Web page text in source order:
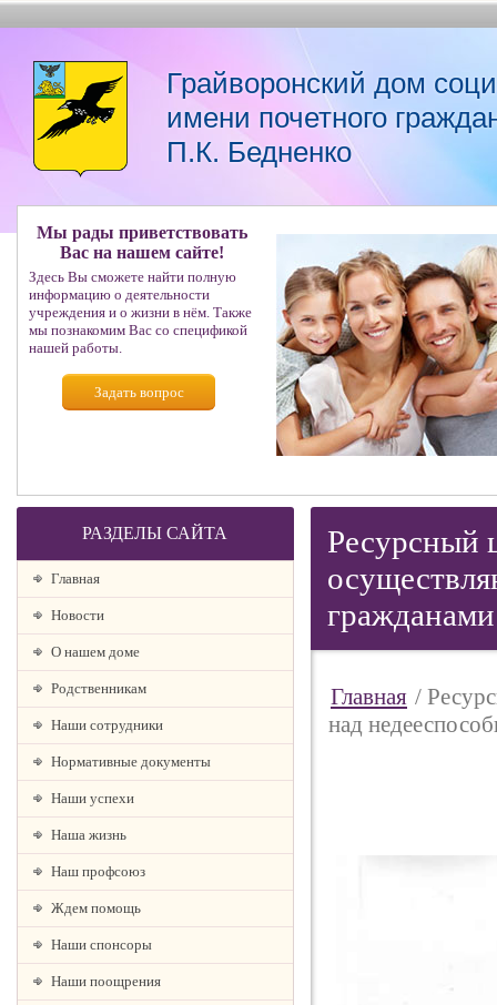
Грайворонский дом
имени почетного
П.К. Бедненко
Мы рады приветствовать
Вас на нашем сайте!
Здесь Вы сможете найти полную
информацию о деятельности
учреждения и о жизни в нём. Также
мы познакомим Вас со спецификой
нашей работы.
Задать вопрос
РАЗДЕЛЫ САЙТА
Главная
Новости
О нашем доме
Родственникам
Наши сотрудники
Нормативные документы
Наши успехи
Наша жизнь
Наш профсоюз
Ждем помощь
Наши спонсоры
Наши поощрения
Ресурсный
гражданами
Главная /
над